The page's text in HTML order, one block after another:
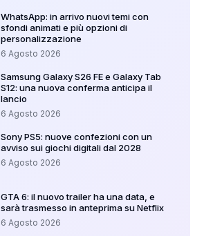
WhatsApp: in arrivo nuovi temi con
sfondi animati e più opzioni di
personalizzazione
6 Agosto 2026
Samsung Galaxy S26 FE e Galaxy Tab
S12: una nuova conferma anticipa il
lancio
6 Agosto 2026
Sony PS5: nuove confezioni con un
avviso sui giochi digitali dal 2028
6 Agosto 2026
GTA 6: il nuovo trailer ha una data, e
sarà trasmesso in anteprima su Netflix
6 Agosto 2026